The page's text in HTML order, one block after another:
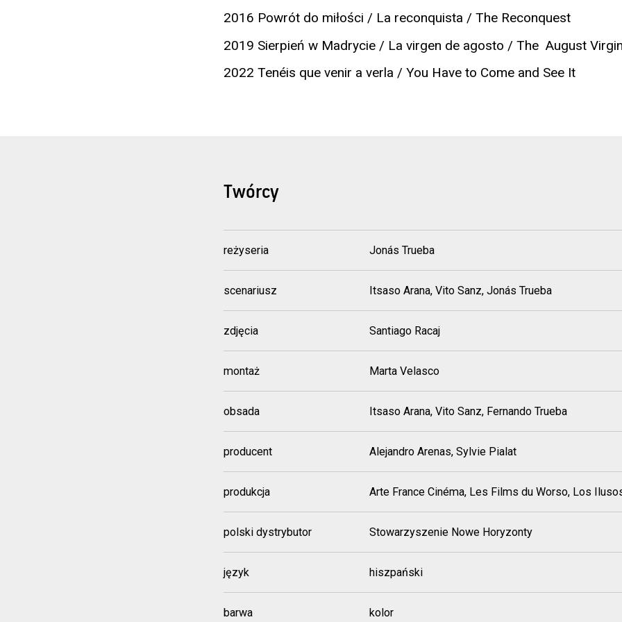
2016 Powrót do miłości / La reconquista / The Reconquest
2019 Sierpień w Madrycie / La virgen de agosto / The August
2022 Tenéis que venir a verla / You Have to Come and See It
Twórcy
reżyseria Jonás Trueba
scenariusz Itsaso Arana, Vito Sanz, Jonás Trueba
zdjęcia Santiago Racaj
montaż Marta Velasco
obsada Itsaso Arana, Vito Sanz, Fernando Trueba
producent Alejandro Arenas, Sylvie Pialat
produkcja Arte France Cinéma, Les Films du Worso, Los
polski dystrybutor Stowarzyszenie Nowe Horyzonty
język hiszpański
barwa kolor